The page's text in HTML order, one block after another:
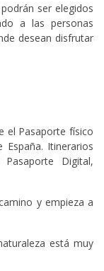
ser elegidos
a las personas
desean disfrutar
el Pasaporte físico
España. Itinerarios
Digital,
y empieza a
está muy